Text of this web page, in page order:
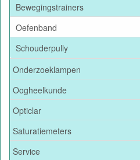
Bewegingstrainers
Oefenband
Schouderpully
Onderzoeklampen
Oogheelkunde
Opticlar
Saturatiemeters
Service